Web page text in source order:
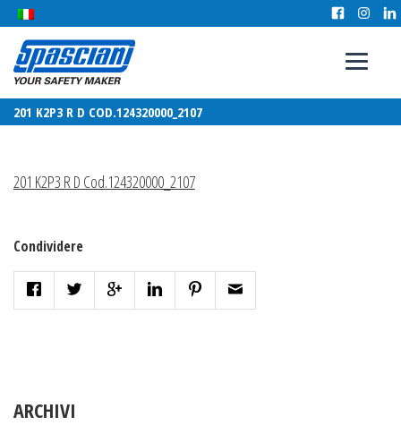
201 K2P3 R D COD.124320000_2107
201 K2P3 R D Cod.124320000_2107
Condividere
ARCHIVI